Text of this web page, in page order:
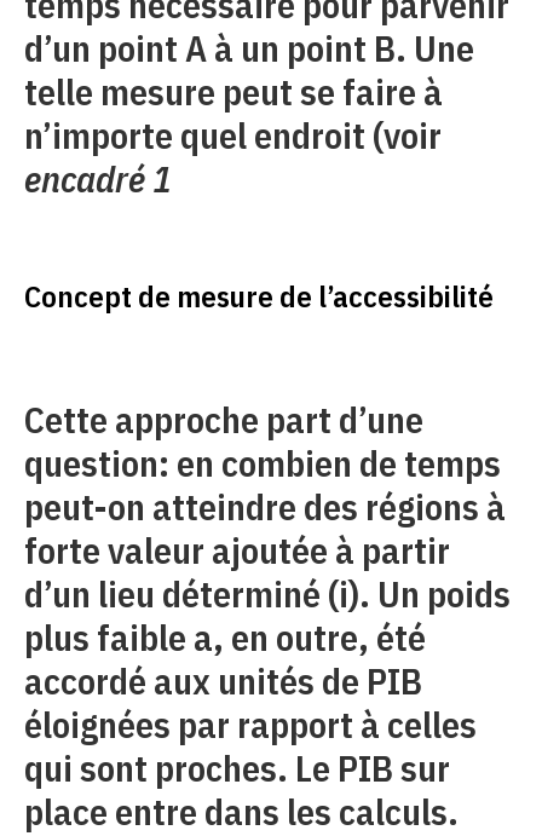
d’un point A à un point B. Une
telle mesure peut se faire à
n’importe quel endroit (voir
encadré 1
Concept de mesure de l’accessibilité
Cette approche part d’une
question: en combien de temps
peut-on atteindre des régions à
forte valeur ajoutée à partir
d’un lieu déterminé (i). Un poids
plus faible a, en outre, été
accordé aux unités de PIB
éloignées par rapport à celles
qui sont proches. Le PIB sur
place entre dans les calculs.